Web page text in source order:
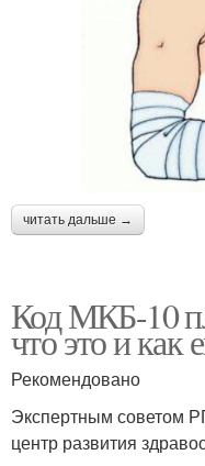
читать дальше →
Код МКБ-10
что это и как
Рекомендовано
Экспертным советом
центр развития